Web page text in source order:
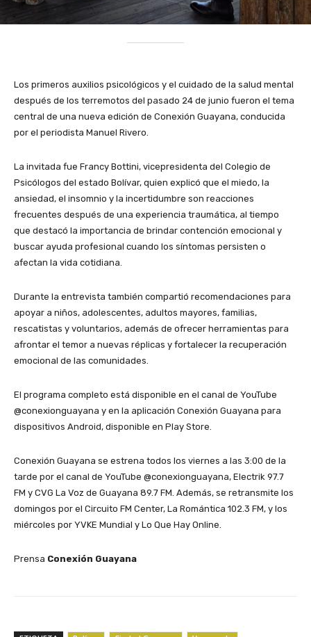
Los primeros auxilios psicológicos y el cuidado de la salud mental
después de los terremotos del pasado 24 de junio fueron el tema
central de una nueva edición de Conexión Guayana, conducida
por el periodista Manuel Rivero.
La invitada fue Francy Bottini, vicepresidenta del Colegio de
Psicólogos del estado Bolívar, quien explicó que el miedo, la
ansiedad, el insomnio y la incertidumbre son reacciones
frecuentes después de una experiencia traumática, al tiempo
que destacó la importancia de brindar contención emocional y
buscar ayuda profesional cuando los síntomas persisten o
afectan la vida cotidiana.
Durante la entrevista también compartió recomendaciones para
apoyar a niños, adolescentes, adultos mayores, familias,
rescatistas y voluntarios, además de ofrecer herramientas para
afrontar el temor a nuevas réplicas y fortalecer la recuperación
emocional de las comunidades.
El programa completo está disponible en el canal de YouTube
@conexionguayana y en la aplicación Conexión Guayana para
dispositivos Android, disponible en Play Store.
Conexión Guayana se estrena todos los viernes a las 3:00 de la
tarde por el canal de YouTube @conexionguayana, Electrik 97.7
FM y CVG La Voz de Guayana 89.7 FM. Además, se retransmite los
domingos por el Circuito FM Center, La Romántica 102.3 FM, y los
miércoles por YVKE Mundial y Lo Que Hay Online.
Prensa Conexión Guayana